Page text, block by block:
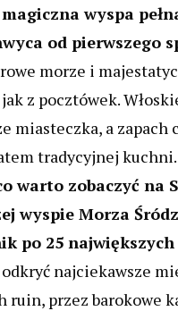
magiczna wyspa
od pierwszego
morze i
z pocztówek.
miasteczka, a zapach
tradycyjnej kuchni.
warto zobaczyć na
wyspie Morza
po 25
najciekawsze
ruin, przez barokowe